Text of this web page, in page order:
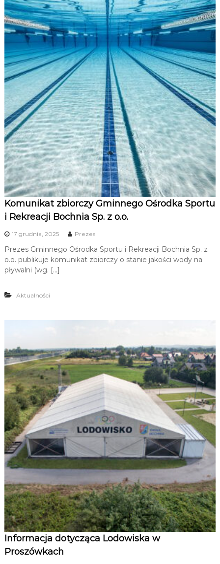
Komunikat zbiorczy Gminnego Ośrodka Sportu
i Rekreacji Bochnia Sp. z o.o.
17 grudnia, 2025 Prezes
Prezes Gminnego Ośrodka Sportu i Rekreacji Bochnia Sp. z
o.o. publikuje komunikat zbiorczy o stanie jakości wody na
pływalni (wg. […]
Aktualności
Informacja dotycząca Lodowiska w
Proszówkach